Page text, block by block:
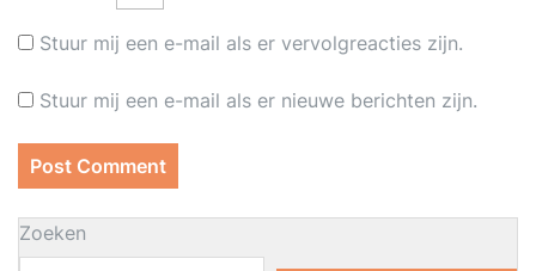
Stuur mij een e-mail als er vervolgreacties zijn.
Stuur mij een e-mail als er nieuwe berichten zijn.
Zoeken